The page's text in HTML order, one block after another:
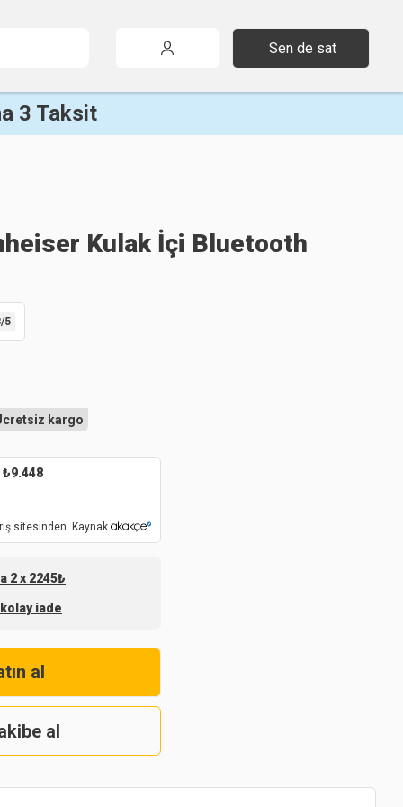
Sen de sat
3 Taksit
Kulak İçi Bluetooth
/5
kargo
₺9.448
sitesinden. Kaynak
2 x 2245₺
iade
al
al